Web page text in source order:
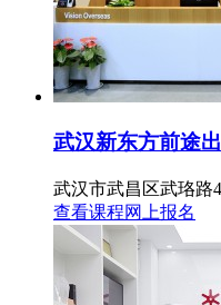
武汉新东方前途
武汉市武昌区武珞路
查看课程网上报名